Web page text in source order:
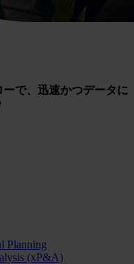
で、迅速かつデータに
Planning
(xP&A)